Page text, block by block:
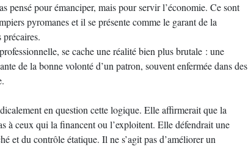
pensé pour émanciper, mais pour servir l’économie. Ce sont
pyromanes et il se présente comme le garant de la
se cache une réalité bien plus brutale : une
de la bonne volonté d’un patron, souvent enfermée dans des
en question cette logique. Elle affirmerait que la
à ceux qui la financent ou l’exploitent. Elle défendrait une
et du contrôle étatique. Il ne s’agit pas d’améliorer un